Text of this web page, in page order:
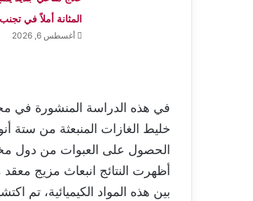
المثانة أملاً في
أغسطس 6, 2026
في هذه الدراسة المنشورة في
خليط الغازات المنبعثة من ستة
الحصول على العبوات من دول
أظهرت النتائج انبعاث مزيج معقد